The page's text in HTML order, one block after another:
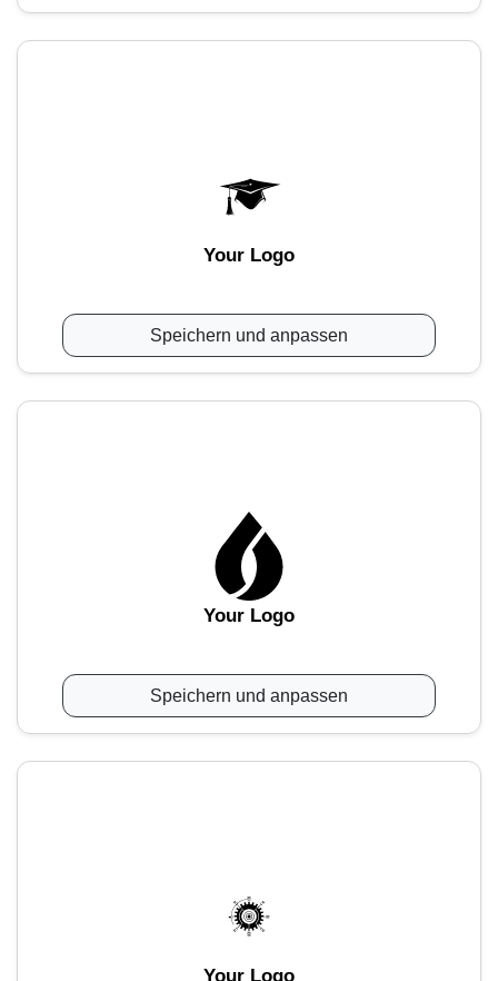
Your Logo
Speichern und anpassen
Your Logo
Speichern und anpassen
Your Logo